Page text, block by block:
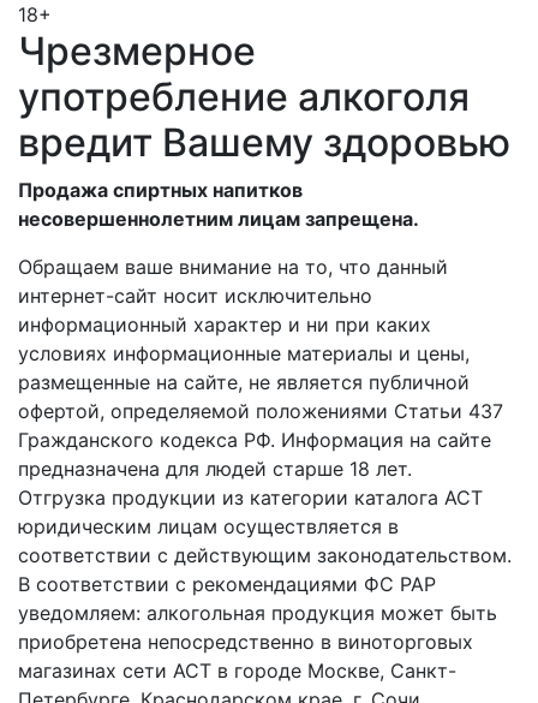
18+
Чрезмерное
употребление алкоголя
вредит Вашему здоровью
Продажа спиртных напитков
несовершеннолетним лицам запрещена.
Обращаем ваше внимание на то, что данный
интернет-сайт носит исключительно
информационный характер и ни при каких
условиях информационные материалы и цены,
размещенные на сайте, не является публичной
офертой, определяемой положениями Статьи 437
Гражданского кодекса РФ. Информация на сайте
предназначена для людей старше 18 лет.
Отгрузка продукции из категории каталога АСТ
юридическим лицам осуществляется в
соответствии с действующим законодательством.
В соответствии с рекомендациями ФС РАР
уведомляем: алкогольная продукция может быть
приобретена непосредственно в виноторговых
магазинах сети АСТ в городе Москве, Санкт-